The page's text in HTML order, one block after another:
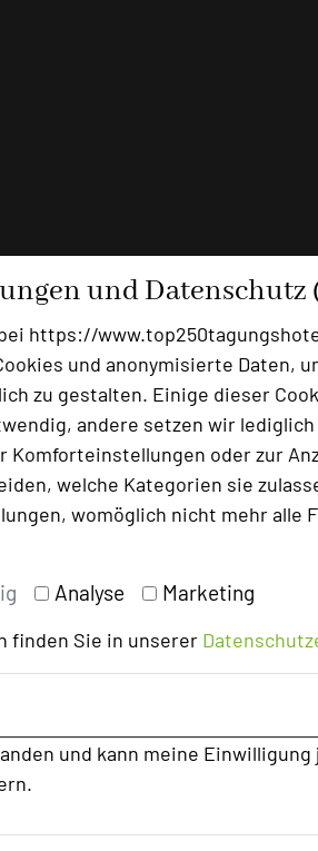
und Datenschutz
https://
und anonymisierte Daten,
zu gestalten. Einige dieser
andere setzen wir
Komforteinstellungen oder zur
welche Kategorien sie
womöglich nicht mehr alle
Analyse Marketing
finden Sie in unserer
und kann meine